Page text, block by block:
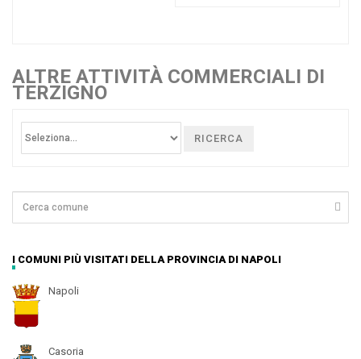
ALTRE ATTIVITÀ COMMERCIALI DI
TERZIGNO
RICERCA
I COMUNI PIÙ VISITATI DELLA PROVINCIA DI NAPOLI
Napoli
Casoria